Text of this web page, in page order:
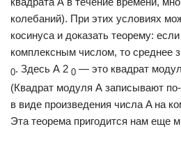
колебаний). При этих условиях
косинуса и доказать теорему:
комплексным числом, то среднее
0. Здесь А 2 0 — это квадрат
(Квадрат модуля А записывают
в виде произведения числа A на
Эта теорема пригодится нам еще